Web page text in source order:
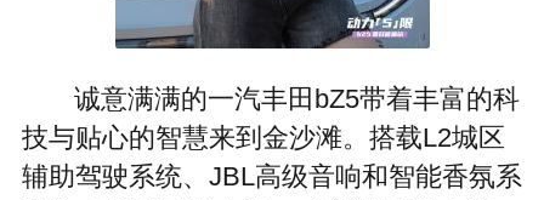
诚意满满的一汽丰田bZ5带着丰富的科
技与贴心的智慧来到金沙滩。搭载L2城区
辅助驾驶系统、JBL高级音响和智能香氛系